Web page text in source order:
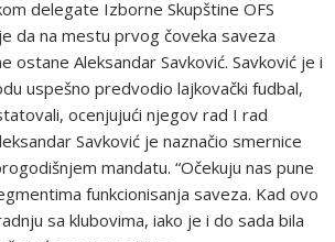
delegate Izborne Skupštine OFS
da na mestu prvog čoveka saveza
ostane Aleksandar Savković. Savković je i
uspešno predvodio lajkovački fudbal,
ocenjujući njegov rad I rad
Savković je naznačio smernice
mandatu. “Očekuju nas pune
funkcionisanja saveza. Kad ovo
sa klubovima, iako je i do sada bila